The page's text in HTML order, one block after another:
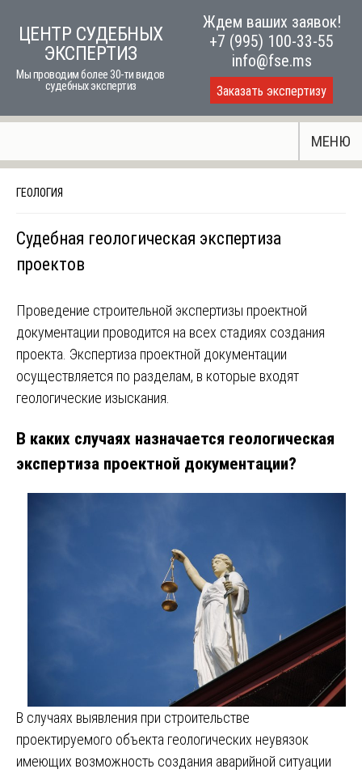
ЦЕНТР СУДЕБНЫХ
ЭКСПЕРТИЗ
Мы проводим более 30-ти видов
судебных экспертиз
Ждем ваших заявок!
+7 (995) 100-33-55
info@fse.ms
Заказать экспертизу
МЕНЮ
ГЕОЛОГИЯ
Судебная геологическая экспертиза
проектов
Проведение строительной экспертизы проектной
документации проводится на всех стадиях создания
проекта. Экспертиза проектной документации
осуществляется по разделам, в которые входят
геологические изыскания.
В каких случаях назначается геологическая
экспертиза проектной документации?
В случаях выявления при строительстве
проектируемого объекта геологических неувязок
имеющих возможность создания аварийной ситуации